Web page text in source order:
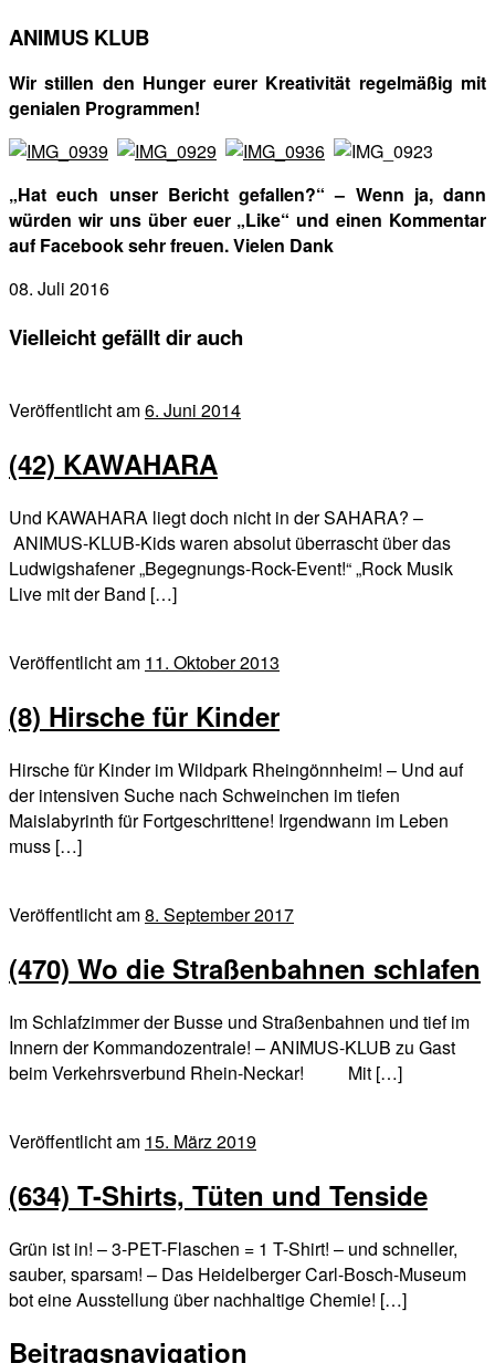
ANIMUS KLUB
Wir stillen den Hunger eurer Kreativität regelmäßig mit
genialen Programmen!
„Hat euch unser Bericht gefallen?“ – Wenn ja, dann
würden wir uns über euer „Like“ und einen Kommentar
auf Facebook sehr freuen. Vielen Dank
08. Juli 2016
Vielleicht gefällt dir auch
Veröffentlicht am6. Juni 2014
(42) KAWAHARA
Und KAWAHARA liegt doch nicht in der SAHARA? –
ANIMUS-KLUB-Kids waren absolut überrascht über das
Ludwigshafener „Begegnungs-Rock-Event!“ „Rock Musik
Live mit der Band […]
Veröffentlicht am 11. Oktober 2013
(8) Hirsche für Kinder
Hirsche für Kinder im Wildpark Rheingönnheim! – Und auf
der intensiven Suche nach Schweinchen im tiefen
Maislabyrinth für Fortgeschrittene! Irgendwann im Leben
muss […]
Veröffentlicht am8. September 2017
(470) Wo die Straßenbahnen schlafen
Im Schlafzimmer der Busse und Straßenbahnen und tief im
Innern der Kommandozentrale! – ANIMUS-KLUB zu Gast
beim Verkehrsverbund Rhein-Neckar! Mit […]
Veröffentlicht am 15. März 2019
(634) T-Shirts, Tüten und Tenside
Grün ist in! – 3-PET-Flaschen = 1 T-Shirt! – und schneller,
sauber, sparsam! – Das Heidelberger Carl-Bosch-Museum
bot eine Ausstellung über nachhaltige Chemie! […]
Beitragsnavigation